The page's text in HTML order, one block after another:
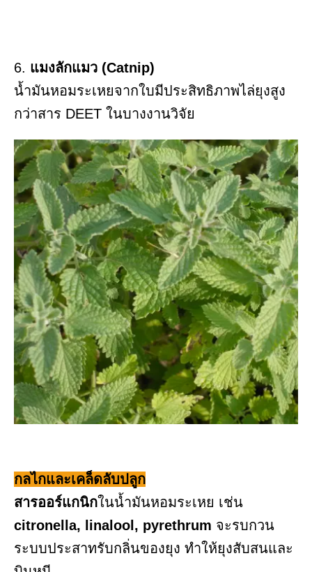
6. แมงลักแมว (Catnip)
น้ำมันหอมระเหยจากใบมีประสิทธิภาพไล่ยุงสูง
กว่าสาร DEET ในบางงานวิจัย
กลไกและเคล็ดลับปลูก
สารออร์แกนิกในน้ำมันหอมระเหย เช่น
citronella, linalool, pyrethrum จะรบกวน
ระบบประสาทรับกลิ่นของยุง ทำให้ยุงสับสนและ